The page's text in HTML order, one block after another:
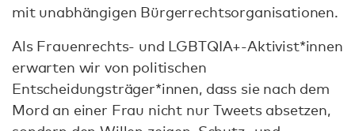
mit unabhängigen Bürgerrechtsorganisationen.
Als Frauenrechts- und LGBTQIA+-Aktivist*innen
erwarten wir von politischen
Entscheidungsträger*innen, dass sie nach dem
Mord an einer Frau nicht nur Tweets absetzen,